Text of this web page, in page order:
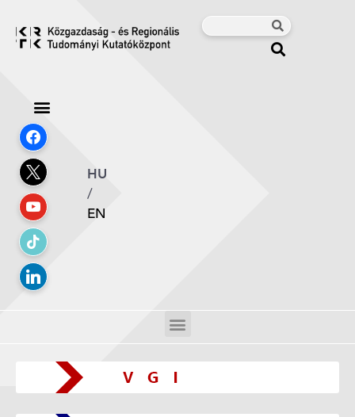
HU
/
EN